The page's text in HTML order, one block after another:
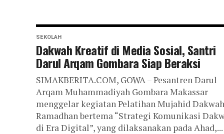
SEKOLAH
Dakwah Kreatif di Media Sosial, Santri
Darul Arqam Gombara Siap Beraksi
SIMAKBERITA.COM, GOWA – Pesantren Darul
Arqam Muhammadiyah Gombara Makassar
menggelar kegiatan Pelatihan Mujahid Dakwah
Ramadhan bertema “Strategi Komunikasi
di Era Digital”, yang dilaksanakan pada Ahad,...